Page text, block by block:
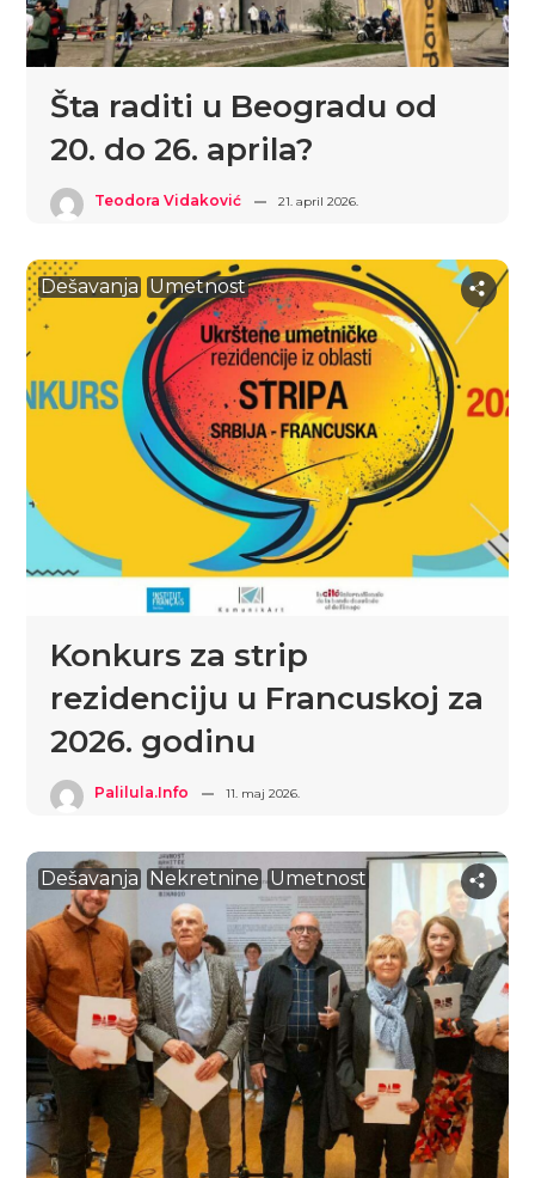
Šta raditi u Beogradu od
20. do 26. aprila?
Teodora Vidaković 21. april 2026.
Dešavanja Umetnost
Konkurs za strip
rezidenciju u Francuskoj za
2026. godinu
Palilula.info 11. maj 2026.
Dešavanja Nekretnine Umetnost